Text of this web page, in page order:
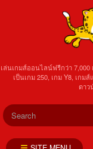
เล่นเกมส์ออนไลน์ฟรีกว่า
เป็นเกม 250, เกม Y8, เก
ดาว